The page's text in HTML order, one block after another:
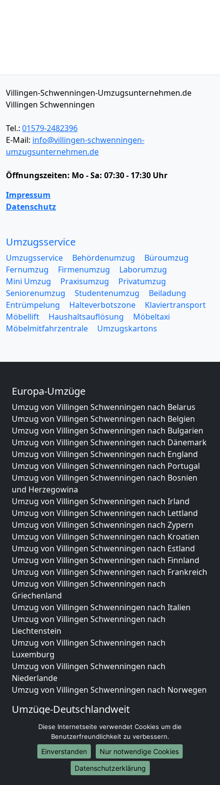
Villingen-Schwenningen-Umzugsunternehmen.de
Villingen Schwenningen
Tel.: 01579-2482396
E-Mail: info@villingen-schwenningen-
umzugsunternehmen.de
Öffnungszeiten: Mo - Sa: 07:30 - 17:30 Uhr
Impressum
Datenschutz
Umzugsservice
Umzugsservice Behördenumzug
Büroumzug
Fernumzug
Firmenumzug
Laborumzug
Mini Umzug
Praxisumzug
Privatumzug
Seniorenumzug
Studentenumzug
Beiladung
Entrümpelung
Halteverbotszone
Klaviertransport
Möbellift
Haushaltsauflösung
Möbeltaxi
Möbelmitfahrzentrale
Umzugskartons
Europa-Umzüge
Umzug von Villingen Schwenningen nach Belarus
Umzug von Villingen Schwenningen nach Belgien
Umzug von Villingen Schwenningen nach Bulgarien
Umzug von Villingen Schwenningen nach Dänemark
Umzug von Villingen Schwenningen nach England
Umzug von Villingen Schwenningen nach Portugal
Umzug von Villingen Schwenningen nach Bosnien
und Herzegowina
Umzug von Villingen Schwenningen nach Irland
Umzug von Villingen Schwenningen nach Lettland
Umzug von Villingen Schwenningen nach Zypern
Umzug von Villingen Schwenningen nach Kroatien
Umzug von Villingen Schwenningen nach Estland
Umzug von Villingen Schwenningen nach Finnland
Umzug von Villingen Schwenningen nach Frankreich
Umzug von Villingen Schwenningen nach
Griechenland
Umzug von Villingen Schwenningen nach Italien
Umzug von Villingen Schwenningen nach
Liechtenstein
Umzug von Villingen Schwenningen nach
Luxemburg
Umzug von Villingen Schwenningen nach
Niederlande
Umzug von Villingen Schwenningen nach Norwegen
Umzüge-Deutschlandweit
Umzug von Villingen Schwenningen nach Berlin
Umzug von Villingen Schwenningen nach Hamburg
Umzug von Villingen Schwenningen nach München
Umzug von Villingen Schwenningen nach Köln
Umzug von Villingen Schwenningen nach Frankfurt
Diese Internetseite verwendet Cookies um die
Benutzerfreundlichkeit zu verbessern.
Einverstanden
Nur notwendige Cookies
Datenschutzerklärung